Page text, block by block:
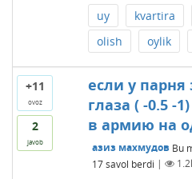
uy kvartira
olish
oylik
+11
ovoz
2
javob
если у парня
глаза ( -0.5 -
в армию на
азиз махмудов Bu
17 savol berdi |